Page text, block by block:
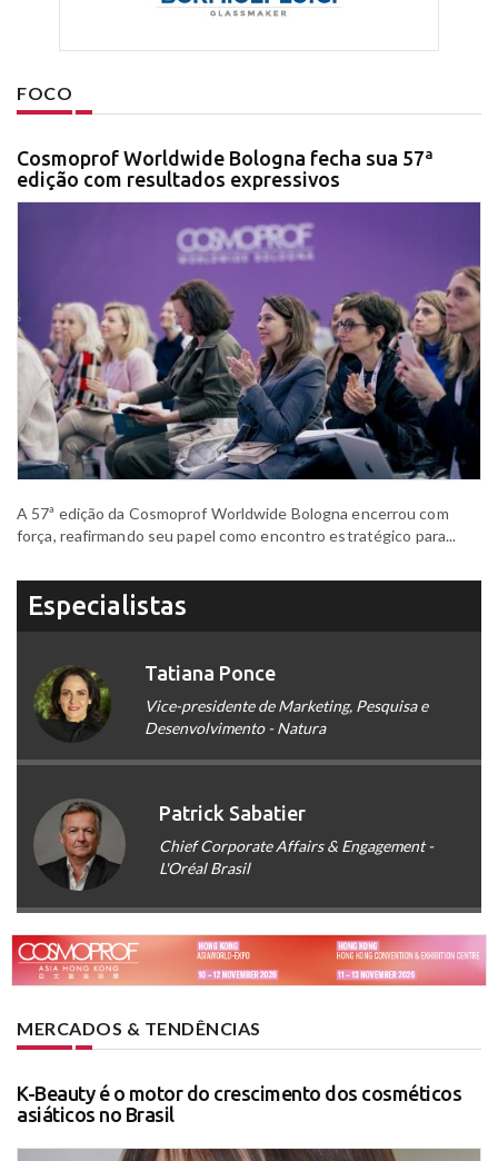
FOCO
Cosmoprof Worldwide Bologna fecha sua 57ª
edição com resultados expressivos
A 57ª edição da Cosmoprof Worldwide Bologna encerrou com
força, reafirmando seu papel como encontro estratégico para...
Especialistas
Tatiana Ponce
Vice-presidente de Marketing, Pesquisa e
Desenvolvimento - Natura
Patrick Sabatier
Chief Corporate Affairs & Engagement -
L'Oréal Brasil
MERCADOS & TENDÊNCIAS
K-Beauty é o motor do crescimento dos cosméticos
asiáticos no Brasil